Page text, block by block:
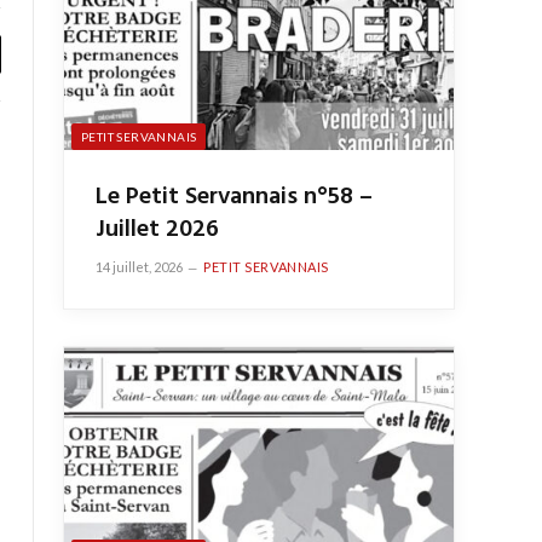
PETIT SERVANNAIS
Le Petit Servannais n°58 –
Juillet 2026
14 juillet, 2026 PETIT SERVANNAIS